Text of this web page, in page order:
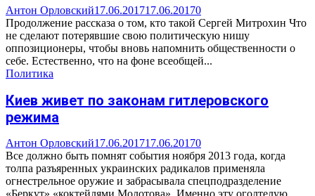
Антон Орловский17.06.201717.06.20170
Продолжение рассказа о том, кто такой Сергей Митрохин Что
не сделают потерявшие свою политическую нишу
оппозиционеры, чтобы вновь напомнить общественности о
себе. Естественно, что на фоне всеобщей...
Политика
Киев живет по законам гитлеровского
режима
Антон Орловский17.06.201717.06.20170
Все должно быть помнят события ноября 2013 года, когда
толпа разъяренных украинских радикалов применяла
огнестрельное оружие и забрасывала спецподразделение